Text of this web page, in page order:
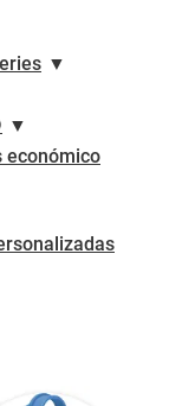
▼
▼
económico